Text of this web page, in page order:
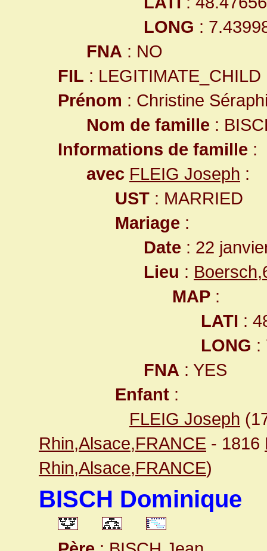
LONG :
FNA : NO
FIL : LEGITIMATE_CHILD
Prénom : Christine
Nom de famille :
Informations de famille :
avec FLEIG Joseph :
UST : MARRIED
Mariage :
Date : 22
Lieu :
MAP :
LATI :
LONG :
FNA : YES
Enfant :
FLEIG Joseph
Rhin,Alsace,FRANCE - 1816
Rhin,Alsace,FRANCE)
BISCH Dominique